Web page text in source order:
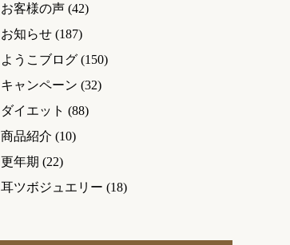
お客様の声 (42)
お知らせ (187)
ようこブログ (150)
キャンペーン (32)
ダイエット (88)
商品紹介 (10)
更年期 (22)
耳ツボジュエリー (18)